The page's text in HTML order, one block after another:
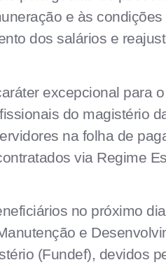
e às
dos salários e
excepcional para
do magistério
na folha de
via Regime
no próximo
e
(Fundef), devidos